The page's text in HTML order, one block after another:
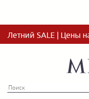
Летний SALE | Цены